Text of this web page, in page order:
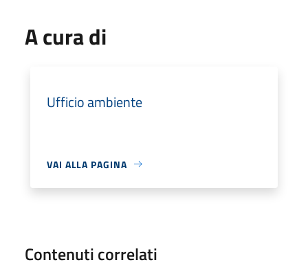
A cura di
Ufficio ambiente
VAI ALLA PAGINA
Contenuti correlati